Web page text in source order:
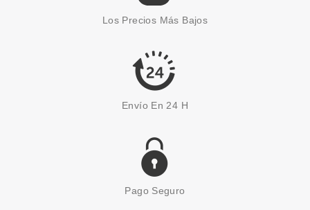
AMETHYST 7.3 ML
9.99€
Los Precios Más Bajos
Envío En 24 H
Pago Seguro